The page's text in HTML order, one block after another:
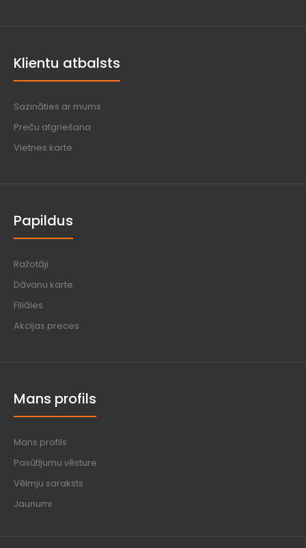
Klientu atbalsts
Sazināties ar mums
Preču atgriešana
Vietnes karte
Papildus
Ražotāji
Dāvanu karte
Filiāles
Akcijas preces
Mans profils
Mans profils
Pasūtījumu vēsture
Vēlmju saraksts
Jaunumi